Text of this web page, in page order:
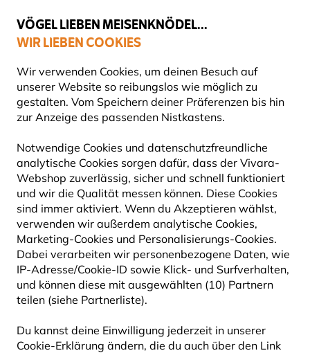
VÖGEL LIEBEN MEISENKNÖDEL...
WIR LIEBEN COOKIES
Wir verwenden Cookies, um deinen Besuch auf
unserer Website so reibungslos wie möglich zu
gestalten. Vom Speichern deiner Präferenzen bis hin
zur Anzeige des passenden Nistkastens.
Notwendige Cookies und datenschutzfreundliche
analytische Cookies sorgen dafür, dass der Vivara-
Webshop zuverlässig, sicher und schnell funktioniert
und wir die Qualität messen können. Diese Cookies
sind immer aktiviert. Wenn du Akzeptieren wählst,
verwenden wir außerdem analytische Cookies,
Marketing-Cookies und Personalisierungs-Cookies.
Dabei verarbeiten wir personenbezogene Daten, wie
IP-Adresse/Cookie-ID sowie Klick- und Surfverhalten,
und können diese mit ausgewählten (10) Partnern
teilen (siehe Partnerliste).
Du kannst deine Einwilligung jederzeit in unserer
Cookie-Erklärung ändern, die du auch über den Link
Top-bewertet in 11 Ländern
Gratis Versand ab 49 €
Vogelfuttersysteme Erdnussbutterhäuser für Vögel
10% RABATT